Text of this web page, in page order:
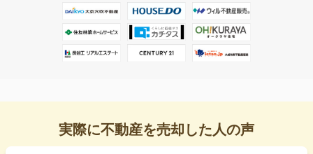
実際に不動産を売却した人の声